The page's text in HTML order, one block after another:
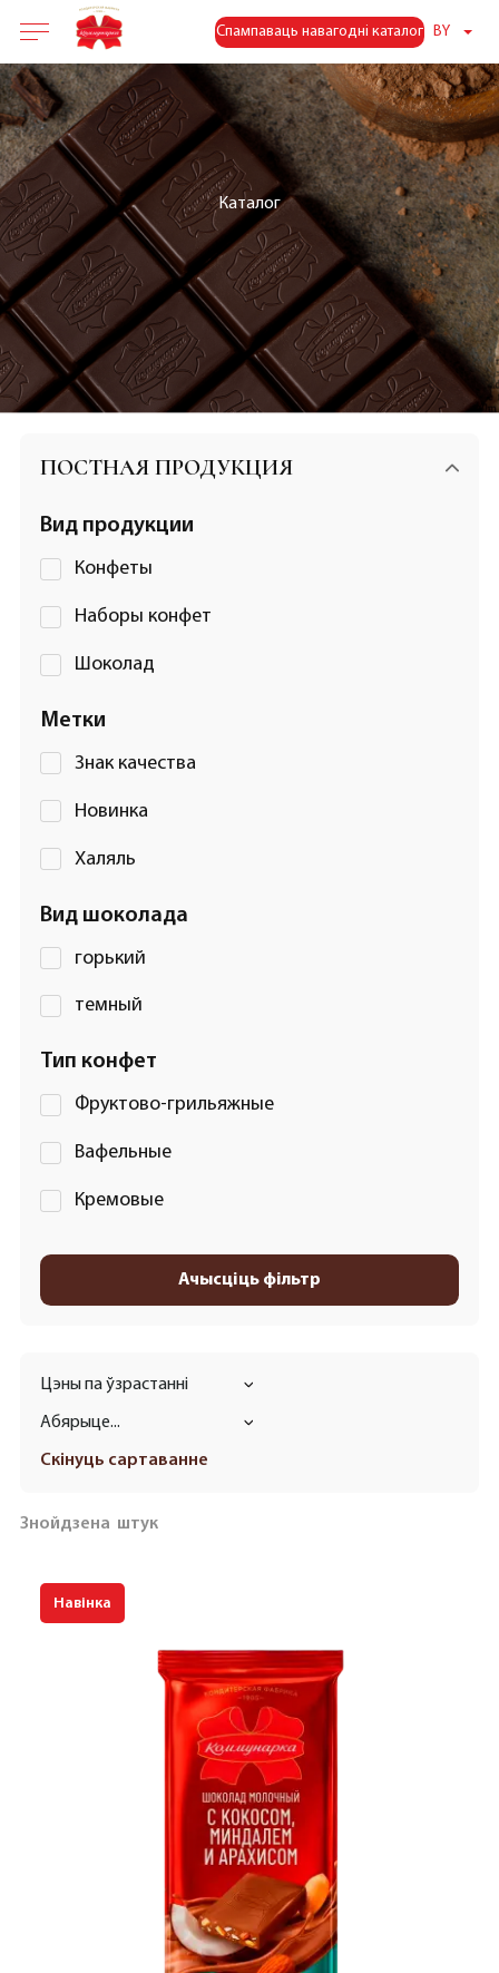
Спампаваць навагодні каталог BY
Каталог
ПОСТНАЯ ПРОДУКЦИЯ
Вид продукции
Конфеты
Наборы конфет
Шоколад
Метки
Знак качества
Новинка
Халяль
Вид шоколада
горький
темный
Тип конфет
Фруктово-грильяжные
Вафельные
Кремовые
Ачысціць фільтр
Цэны па ўзрастанні
Абярыце...
Скінуць сартаванне
Знойдзена штук
Навінка